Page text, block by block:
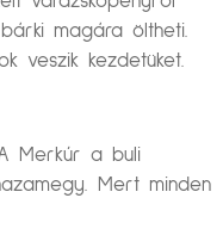
magára öltheti.
veszik kezdetüket.
Merkúr a buli
Mert minden